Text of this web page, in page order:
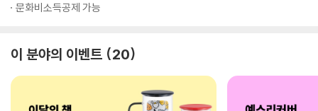
문화비소득공제 가능
이 분야의 이벤트 20